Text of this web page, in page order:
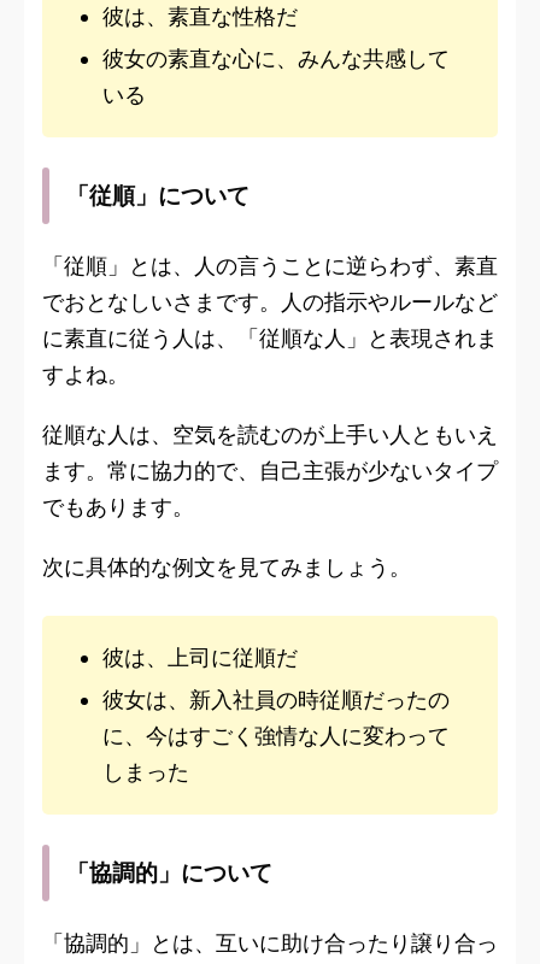
彼は、素直な性格だ
彼女の素直な心に、みんな共感して
いる
「従順」について
「従順」とは、人の言うことに逆らわず、素直
でおとなしいさまです。人の指示やルールなど
に素直に従う人は、「従順な人」と表現されま
すよね。
従順な人は、空気を読むのが上手い人ともいえ
ます。常に協力的で、自己主張が少ないタイプ
でもあります。
次に具体的な例文を見てみましょう。
彼は、上司に従順だ
彼女は、新入社員の時従順だったの
に、今はすごく強情な人に変わって
しまった
「協調的」について
「協調的」とは、互いに助け合ったり譲り合っ